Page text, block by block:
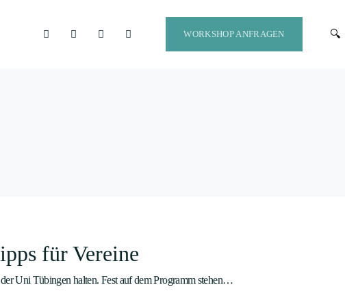
WORKSHOP ANFRAGEN
für Vereine
Uni Tübingen halten. Fest auf dem Programm stehen…